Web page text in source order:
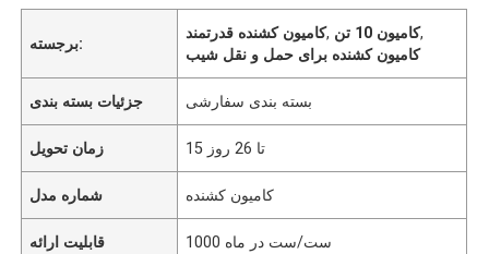
برجسته:
کامیون کشنده قدرتمند, کامیون 10 تن,
کامیون کشنده برای حمل و نقل شیب
جزئیات بسته بندی بسته بندی سفارشی
زمان تحویل 15 تا 26 روز
شماره مدل کامیون کشنده
قابلیت ارائه 1000 ست/ست در ماه